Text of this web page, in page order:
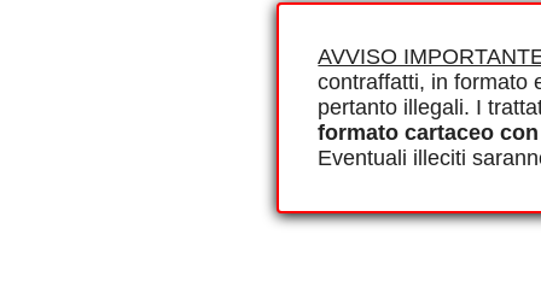
AVVISO
contraffatti, in formato
pertanto illegali. I
formato cartaceo
Eventuali illeciti